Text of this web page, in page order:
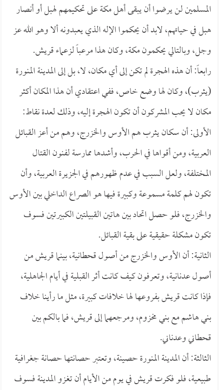
المسلمين لن يرضوا أن يبقى أهل مكة على تحكيمهم لهبل أو أنصار
هبل في حياتهم، لابد أن يحكموا الإله الذي يعبدونه ألا وهو الله عز
وجل، وبالتالي يحكمون مكة، وكان هذا مرعباً لزعماء قريش.
رابعاً: أن هذه الهجرة لم تكن إلى أي مكان، لا، بل إلى المدينة المنورة
(يثرب)، وكان لها وضع خاص، ففي اعتقادي أن هذا المكان أكثر
مكان لا يحب المشركون أن تكون الهجرة إليه، وذلك لعدة نقاط:
الأولى: أن سكان يثرب هم الأوس والخزرج، وهم من أعز القبائل
العربية، ومن أقواها في الحرب، وأشدها ممارسة لفنون القتال
المختلفة، ولعل السبب في عدم ظهورهم في الجزيرة العربية، وأن
تكون لهم كلمة مسموعة وكبيرة فيها هو الصراع الداخلي بين الأوس
والخزرج، فلو حصل اتحاد بين هاتين القبيلتين الكبيرتين فسوف
تكون مشكلة حقيقية على بقية القبائل.
الثانية: أن الأوس والخزرج من أصول قحطانية، بينما قريش من
أصول عدنانية، وتعرفون كيف كانت أثر القبلية في أيام الجاهلية،
فإذا كانت قريش بفروعها لها خلافات كبيرة، مثل ما رأينا خلاف
بني هاشم مع بني مخزوم، ومرجعهما إلى قريش، فما بالكم بين
قحطاني وعدناني.
الثالثة: أن المدينة المنورة حصينة، وتعتبر حصانتها حصانة جغرافية
طبيعية، فلو فكرت قريش في يوم من الأيام أن تغزو المدينة فسوف